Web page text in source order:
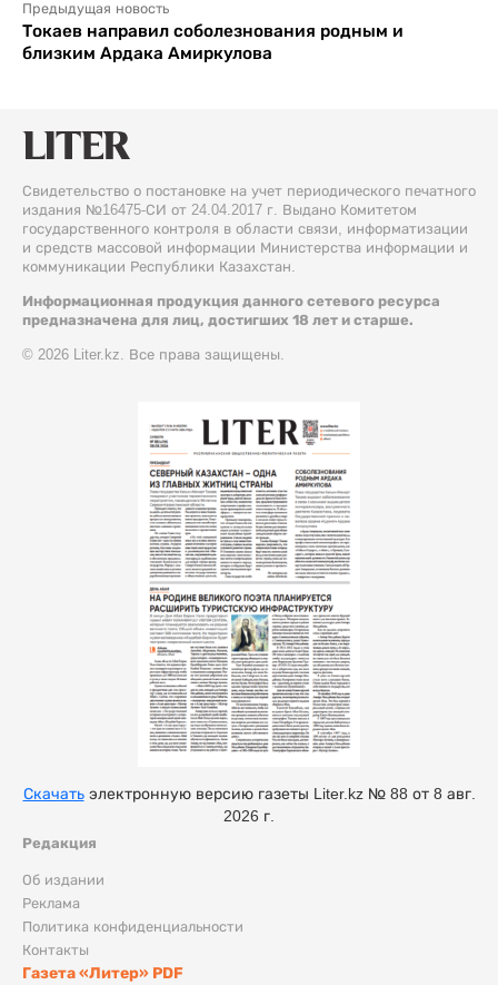
Предыдущая новость
Токаев направил соболезнования родным и
близким Ардака Амиркулова
Свидетельство о постановке на учет периодического печатного
издания №16475-СИ от 24.04.2017 г. Выдано Комитетом
государственного контроля в области связи, информатизации
и средств массовой информации Министерства информации и
коммуникации Республики Казахстан.
Информационная продукция данного сетевого ресурса
предназначена для лиц, достигших 18 лет и старше.
© 2026 Liter.kz. Все права защищены.
Редакция
Об издании
Реклама
Политика конфиденциальности
Контакты
Газета «Литер» PDF
Скачатьэлектронную версию газеты Liter.kz № 88 от 8 авг.
2026 г.